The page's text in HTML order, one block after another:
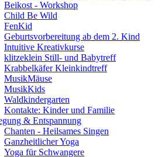
Beikost - Workshop
Child Be Wild
FenKid
Geburtsvorbereitung ab dem 2. Kind
Intuitive Kreativkurse
klitzeklein Still- und Babytreff
Krabbelkäfer Kleinkindtreff
MusikMäuse
MusikKids
Waldkindergarten
Kontakte: Kinder und Familie
& Entspannung
Chanten - Heilsames Singen
Ganzheitlicher Yoga
Yoga für Schwangere